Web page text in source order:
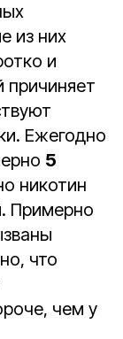
из них
и
причиняет
Ежегодно
5
никотин
Примерно
что
чем у